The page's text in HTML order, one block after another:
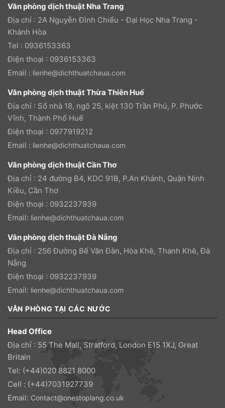
Văn phòng dịch thuật Nha Trang
Địa chỉ : 2A Nguyễn Đình Chiểu - Đại Học Nha Trang -
Khánh Hòa
Tel : 0936153363
Điện thoại : 0936153363
Email : lienhe@dichthuatchaua.com
Văn phòng dịch thuật Thừa Thiên Huế
Địa chỉ : Số nhà 18, ngõ 25, kiệt 130 Trần Phú, P. Phước
Vĩnh, Thành Phố Huế
Điện thoại : 0977919212
Email : lienhe@dichthuatchaua.com
Văn phòng dịch thuật Cần Thơ
Địa chỉ : 24 đường B4, KDC 91B, P.An Khánh, Quận Ninh
Kiều, Cần Thơ
Điện thoại : 0932237939
Email: lienhe@dichthuatchaua.com
Văn phòng dịch thuật Đà Nẵng
Địa chỉ : 256 Đường Bế Văn Đàn, Hòa Khê, Thanh Khê, Đà
Nẵng
Điện thoại : 0932237939
Email: lienhe@dichthuatchaua.com
VĂN PHÒNG TẠI CÁC NƯỚC
Head Office
Địa chỉ : 55 The Mall, Stratford, London E15 1XJ, Great
Britain
Tel: (+44)020 8821 8000
Cell : (+44)7031927739
Email: Contact@onestoplang.co.uk